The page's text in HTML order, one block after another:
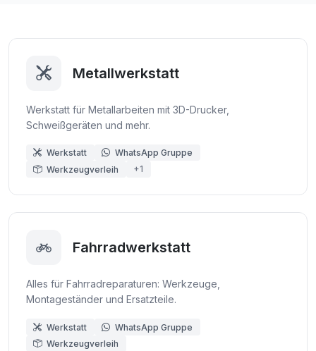
Metallwerkstatt
Werkstatt für Metallarbeiten mit 3D-Drucker,
Schweißgeräten und mehr.
Werkstatt
WhatsApp Gruppe
Werkzeugverleih
+1
Fahrradwerkstatt
Alles für Fahrradreparaturen: Werkzeuge,
Montageständer und Ersatzteile.
Werkstatt
WhatsApp Gruppe
Werkzeugverleih